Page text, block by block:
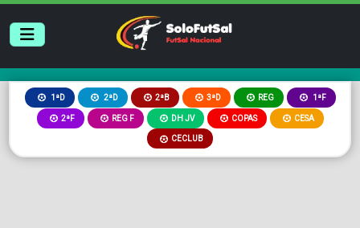
1ªD 2ªD 2ªB 3ªD REG 1ªF
2ªF REG F DH JV COPAS CESA
CECLUB